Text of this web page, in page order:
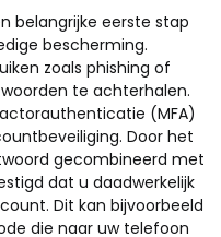
belangrijke eerste stap
bescherming.
zoals phishing of
te achterhalen.
(MFA)
Door het
gecombineerd met
dat u daadwerkelijk
Dit kan bijvoorbeeld
die naar uw telefoon